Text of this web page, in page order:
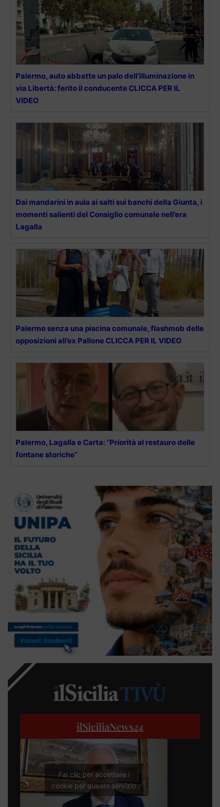
Palermo, auto abbatte un palo dell’illuminazione in
via Libertà: ferito il conducente CLICCA PER IL
VIDEO
Dai mandarini in aula ai salti sui banchi della Giunta, i
momenti salienti del Consiglio comunale nell’era
Lagalla
Palermo senza una piscina comunale, flashmob delle
opposizioni all’ex Pallone CLICCA PER IL VIDEO
Palermo, Lagalla e Carta: “Priorità al restauro delle
fontane storiche”
ilSiciliaNews24
Fai clic per accettare i
cookie per questo servizio